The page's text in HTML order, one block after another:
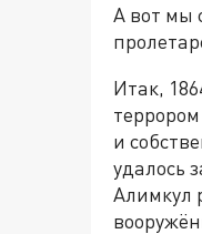
А вот мы
Итак,
и
удалось
Алимкул